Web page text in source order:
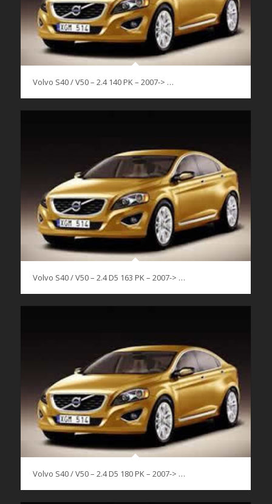
Volvo S40 / V50 – 2.4 140 PK – 2007-> …
Volvo S40 / V50 – 2.4 D5 163 PK – 2007-> …
Volvo S40 / V50 – 2.4 D5 180 PK – 2007-> …